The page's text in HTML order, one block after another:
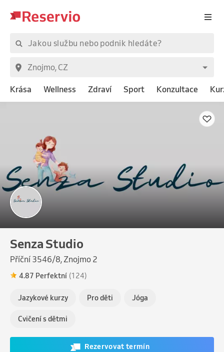
Krása Wellness Zdraví Sport Konzultace
Senza Studio
Příční 3546/8, Znojmo 2
4.87 Perfektní (124)
Jazykové kurzy Pro děti Jóga
Cvičení s dětmi
Rezervovat termín